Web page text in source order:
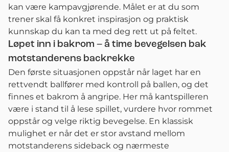
kan være kampavgjørende. Målet er at du som
trener skal få konkret inspirasjon og praktisk
kunnskap du kan ta med deg rett ut på feltet.
Løpet inn i bakrom – å time bevegelsen bak
motstanderens backrekke
Den første situasjonen oppstår når laget har en
rettvendt ballfører med kontroll på ballen, og det
finnes et bakrom å angripe. Her må kantspilleren
være i stand til å lese spillet, vurdere hvor rommet
oppstår og velge riktig bevegelse. En klassisk
mulighet er når det er stor avstand mellom
motstanderens sideback og nærmeste